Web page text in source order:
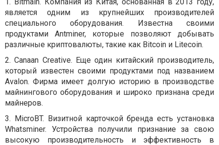
является одним из крупнейших производителей
специального оборудования. Известна своими
продуктами Antminer, которые позволяют добывать
различные криптовалюты, такие как Bitcoin и Litecoin.
2.Canaan Creative. Еще один китайский производитель,
который известен своими продуктами под названием
Avalon. Фирма имеет долгую историю в производстве
майнингового оборудования и широко признана среди
майнеров.
3. MicroBT. Визитной карточкой бренда есть установка
Whatsminer. Устройства получили признание за свою
высокую производительность и эффективность в